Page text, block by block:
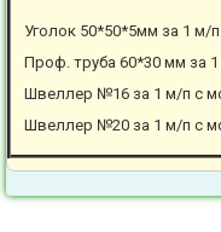
Уголок 50*50*5мм за 1 м/
Проф. труба 60*30 мм за
Швеллер №16 за 1 м/п с
Швеллер №20 за 1 м/п с